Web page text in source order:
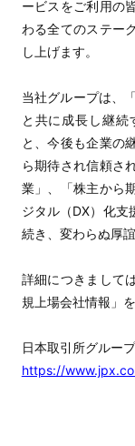
ービスをご利用の
わる全てのステー
し上げます。
当社グループは、
と共に成長し継続
と、今後も企業の
ら期待され信頼さ
業」、「株主から
ジタル（DX）化支
続き、変わらぬ厚
詳細につきまして
規上場会社情報」
日本取引所グルー
https://